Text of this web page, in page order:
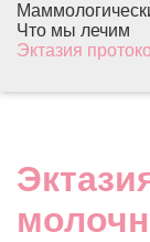
Что мы лечим
Эктазия